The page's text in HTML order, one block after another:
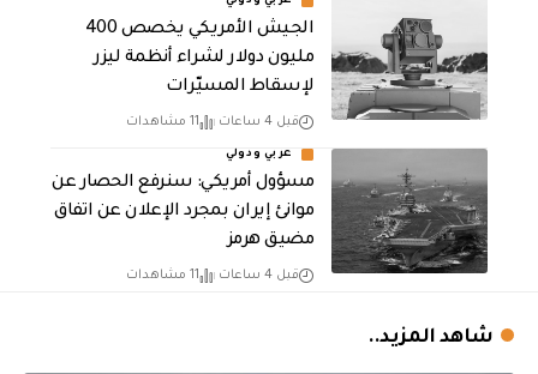
الجيش الأمريكي يخصص 400
مليون دولار لشراء أنظمة ليزر
لإسقاط المسيّرات
قبل 4 ساعات 11 مشاهدات
عربي ودولي
مسؤول أمريكي: سنرفع الحصار عن
موانئ إيران بمجرد الإعلان عن اتفاق
مضيق هرمز
قبل 4 ساعات 11 مشاهدات
شاهد المزيد..